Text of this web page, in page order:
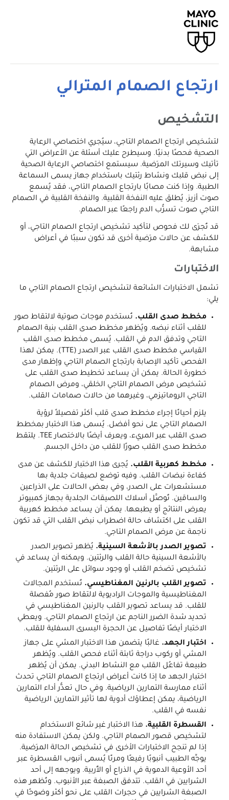
ارتجاع الصمام المترالي
التشخيص
لتشخيص ارتجاع الصمام التاجي، سيُجري اختصاصي الرعاية
الصحية فحصًا بدنيًا. وسيطرح عليك أسئلة عن الأعراض التي
تأتيك وسيرتك المرَضية. سيستمع اختصاصي الرعاية الصحية
إلى نبض قلبك ونشاط رئتيك باستخدام جهاز يسمى السماعة
الطبية. وإذا كنت مصابًا بارتجاع الصمام التاجي، فقد يُسمع
صوت أزيز، يُطلق عليه النفخة القلبية. والنفخة القلبية في الصمام
التاجي صوت تسرُّب الدم راجعًا عبر الصمام.
قد تُجرَى لك فحوص لتأكيد تشخيص ارتجاع الصمام التاجي، أو
للكشف عن حالات مرَضية أخرى قد تكون سببًا في أعراض
مشابهة.
الاختبارات
تشمل الاختبارات الشائعة لتشخيص ارتجاع الصمام التاجي ما
يلي:
مخطط صدى القلب. تُستخدم موجات صوتية لالتقاط صور
للقلب أثناء نبضه. ويُظهر مخطط صدى القلب بنية الصمام
التاجي وتدفق الدم في القلب. يُسمى مخطط صدى القلب
القياسي مخطط صدى القلب عبر الصدر (TTE). يمكن لهذا
الفحص تأكيد الإصابة بارتجاع الصمام التاجي وإظهار مدى
خطورة الحالة. يمكن أن يساعد تخطيط صدى القلب على
تشخيص مرض الصمام التاجي الخلقي، ومرض الصمام
التاجي الروماتيزمي، وغيرهما من حالات صمامات القلب.
يلزم أحيانًا إجراء مخطط صدى قلب أكثر تفصيلاً لرؤية
الصمام التاجي على نحو أفضل. يُسمى هذا الاختبار بمخطط
صدى القلب عبر المريء، ويعرف أيضًا بالاختصار TEE. يلتقط
مخطط صدى القلب صورًا للقلب من داخل الجسم.
مخطط كهربية القلب. يُجرى هذا الاختبار للكشف عن مدى
كفاءة نبضات القلب. وفيه توضع لصيقات جلدية بها
مستشعرات على الصدر، وفي بعض الحالات على الذراعين
والساقين. تُوصَّل أسلاك اللصيقات الجلدية بجهاز كمبيوتر
يعرض النتائج أو يطبعها. يمكن أن يساعد مخطط كهربية
القلب على اكتشاف حالة اضطراب نبض القلب التي قد تكون
ناجمة عن مرض الصمام التاجي.
تصوير الصدر بالأشعة السينية. يُظهر تصوير الصدر
بالأشعة السينية حالة القلب والرئتين. ويمكنه أن يساعد في
تشخيص تضخم القلب أو وجود سوائل على الرئتين.
تصوير القلب بالرنين المغناطيسي. تُستخدم المجالات
المغناطيسية والموجات الراديوية لالتقاط صور مُفصلة
للقلب. قد يساعد تصوير القلب بالرنين المغناطيسي في
تحديد شدة الضرر الناجم عن ارتجاع الصمام التاجي. ويعطي
الاختبار أيضًا تفاصيل عن الحجرة اليسرى السفلية للقلب.
اختبار الجهد. غالبًا يتضمن هذا الاختبار المشي على جهاز
المشي أو ركوب دراجة ثابتة أثناء فحص القلب. ويُظهر
طبيعة تفاعُل القلب مع النشاط البدني. يمكن أن يُظهر
اختبار الجهد ما إذا كانت أعراض ارتجاع الصمام التاجي تحدث
أثناء ممارسة التمارين الرياضية. وفي حال تعذُّر أداء التمارين
الرياضية، يمكن إعطاؤك أدوية لها تأثير التمارين الرياضية
نفسه في القلب.
القسطرة القلبية. هذا الاختبار غير شائع الاستخدام
لتشخيص قصور الصمام التاجي. ولكن يمكن الاستفادة منه
إذا لم تنجح الاختبارات الأخرى في تشخيص الحالة المرَضية.
يوجِّه الطبيب أنبوبًا رفيعًا ومرنًا يُسمى أنبوب القسطرة عبر
أحد الأوعية الدموية في الذراع أو الأُربية. ويوجهه إلى أحد
الشرايين في القلب. تتدفق الصبغة عبر الأنبوب. وتُظهر هذه
الصبغة الشرايين في حجرات القلب على نحوٍ أكثر وضوحًا في